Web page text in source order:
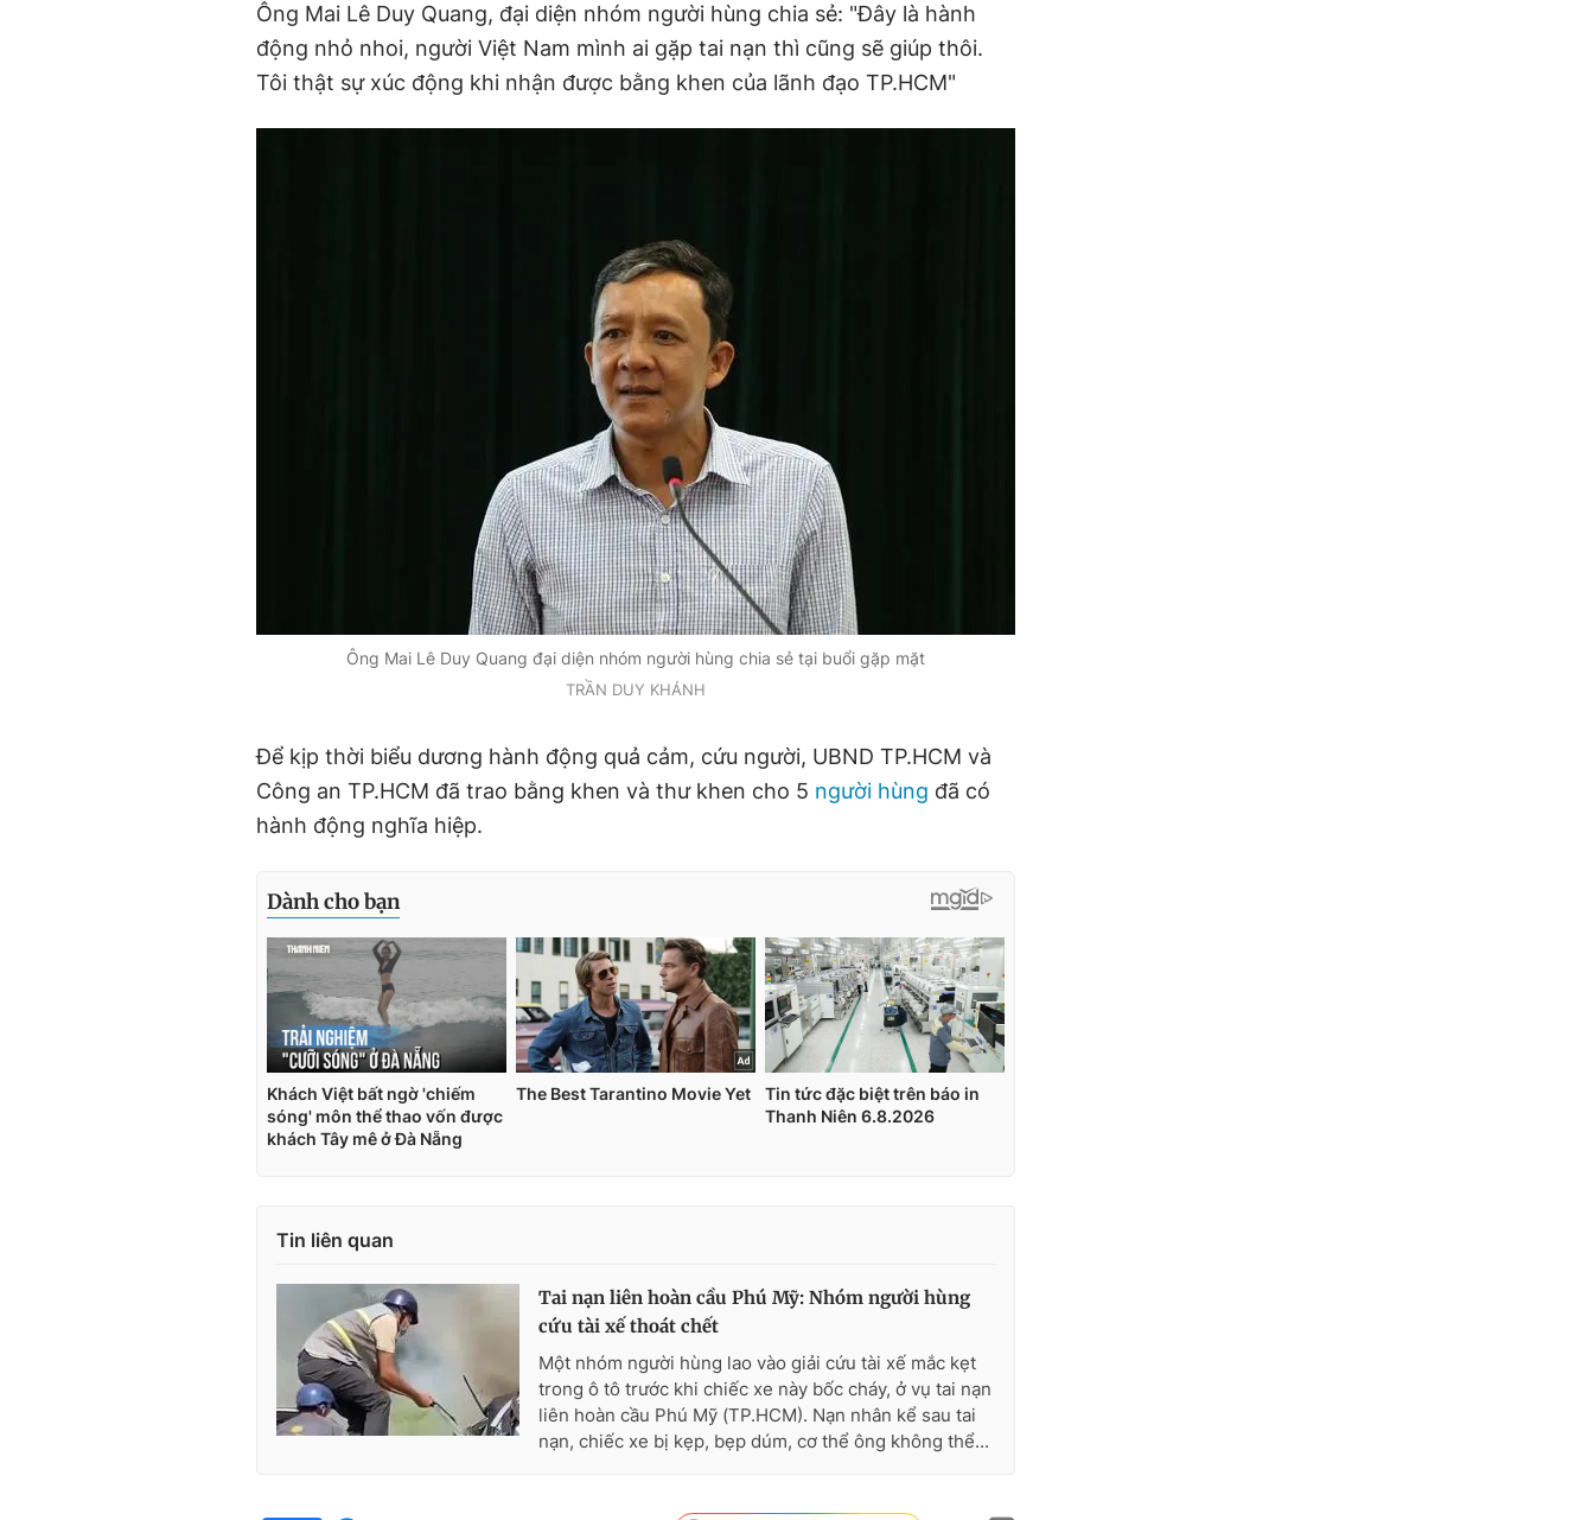
Ông Mai Lê Duy Quang, đại diện nhóm người hùng chia sẻ: "Đây là hành
động nhỏ nhoi, người Việt Nam mình ai gặp tai nạn thì cũng sẽ giúp thôi.
Tôi thật sự xúc động khi nhận được bằng khen của lãnh đạo TP.HCM"
Ông Mai Lê Duy Quang đại diện nhóm người hùng chia sẻ tại buổi gặp mặt
TRẦN DUY KHÁNH
Để kịp thời biểu dương hành động quả cảm, cứu người, UBND TP.HCM và
Công an TP.HCM đã trao bằng khen và thư khen cho 5 người hùng đã có
hành động nghĩa hiệp.
Tin liên quan
Tai nạn liên hoàn cầu Phú Mỹ: Nhóm người hùng
cứu tài xế thoát chết
Một nhóm người hùng lao vào giải cứu tài xế mắc kẹt
trong ô tô trước khi chiếc xe này bốc cháy, ở vụ tai nạn
liên hoàn cầu Phú Mỹ (TP.HCM). Nạn nhân kể sau tai
nạn, chiếc xe bị kẹp, bẹp dúm, cơ thể ông không thể...